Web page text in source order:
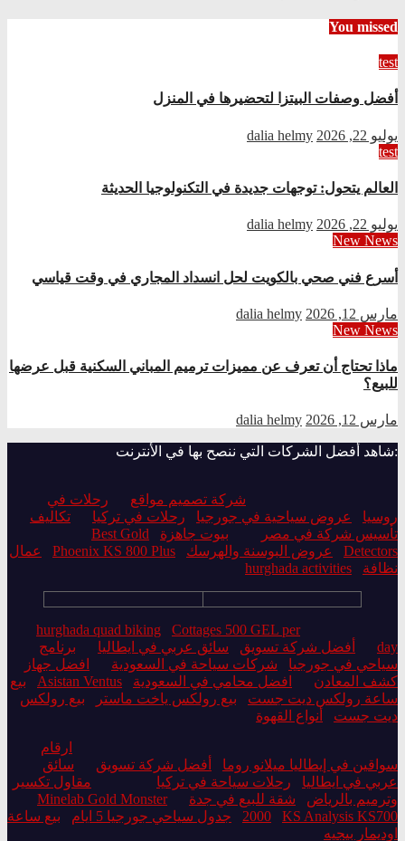
You missed
test
أفضل وصفات البيتزا لتحضيرها في المنزل
يوليو 22, 2026
dalia helmy
test
العالم يتحول: توجهات جديدة في التكنولوجيا الحديثة
يوليو 22, 2026
dalia helmy
New News
أسرع فني صحي بالكويت لحل انسداد المجاري في وقت قياسي
مارس 12, 2026
dalia helmy
New News
ماذا تحتاج أن تعرف عن مميزات ترميم المباني السكنية قبل عرضها
للبيع؟
مارس 12, 2026 dalia helmy
:شاهد أفضل الشركات التي ننصح بها في الأنترنت
شركة تصميم مواقع
رحلات في
روسيا
عروض سياحية في جورجيا رحلات في تركيا
تكاليف
تأسيس شركة في مصر
بيوت جاهزة
Best Gold
Detectors
عروض البوسنة والهرسك Phoenix KS 800 Plus
عمال
نظافة
hurghada activities
hurghada quad biking
Cottages 500 GEL per
day
أفضل شركة تسويق سائق عربي في ايطاليا
برنامج
سياحي في جورجيا
شركات سياحة في السعودية
افضل جهاز
كشف المعادن
افضل محامي في السعودية Asistan Ventus
بيع
ساعة رولكس ديت جست
بيع رولكس ياخت ماستر
بيع رولكس
ديت جست
أنواع القهوة
ارقام
سواقين في إيطاليا ميلانو روما
أفضل شركة تسويق
سائق
عربي في ايطاليا
رحلات سياحة في تركيا
مقاول تكسير
وترميم بالرياض
شقة للبيع في جدة
Minelab Gold Monster
2000
KS Analysis KS700 جدول سياحي جورجيا 5 ايام
بيع ساعة
اوديمار بيجيه